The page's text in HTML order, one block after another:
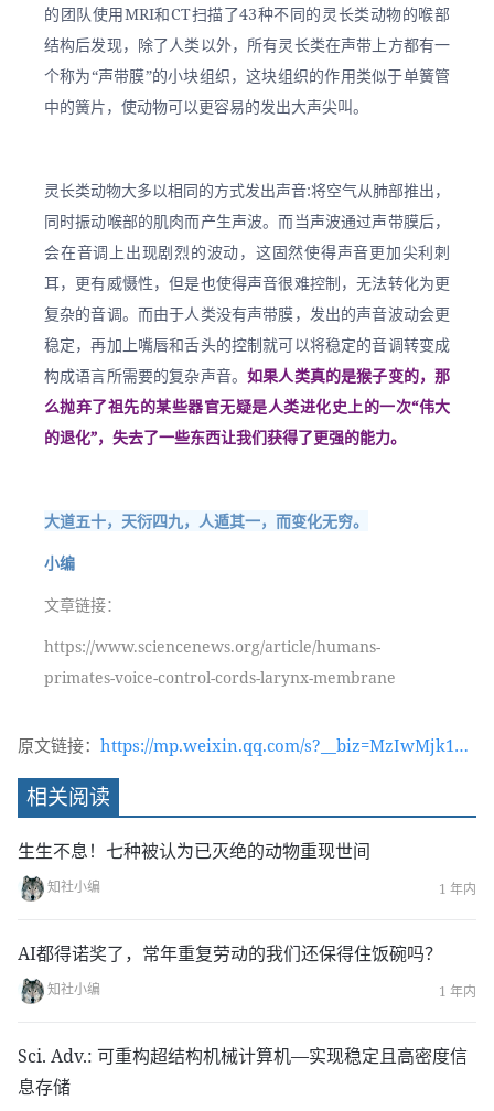
的团队使用MRI和CT扫描了43种不同的灵长类动物的喉部
结构后发现，除了人类以外，所有灵长类在声带上方都有一
个称为“声带膜”的小块组织，这块组织的作用类似于单簧管
中的簧片，使动物可以更容易的发出大声尖叫。
灵长类动物大多以相同的方式发出声音:将空气从肺部推出，
同时振动喉部的肌肉而产生声波。而当声波通过声带膜后，
会在音调上出现剧烈的波动，这固然使得声音更加尖利刺
耳，更有威慑性，但是也使得声音很难控制，无法转化为更
复杂的音调。而由于人类没有声带膜，发出的声音波动会更
稳定，再加上嘴唇和舌头的控制就可以将稳定的音调转变成
构成语言所需要的复杂声音。如果人类真的是猴子变的，那
么抛弃了祖先的某些器官无疑是人类进化史上的一次“伟大
的退化”，失去了一些东西让我们获得了更强的能力。
大道五十，天衍四九，人遁其一，而变化无穷。
小编
文章链接：
https://www.sciencenews.org/article/humans-
primates-voice-control-cords-larynx-membrane
原文链接： https://mp.weixin.qq.com/s?__biz=MzIwMjk1OT
c2MA==&mid=2247534097&idx=1&sn=6007fd029
11a6b63235ddaac22d23361&chksm=96d4b8eea1
c4665cdb2852f7336ab89d4&token=47339395&la
相关阅读
生生不息！七种被认为已灭绝的动物重现世间
知社小编 1 年内
AI都得诺奖了，常年重复劳动的我们还保得住饭碗吗？
知社小编 1 年内
Sci. Adv.: 可重构超结构机械计算机—实现稳定且高密度信
息存储